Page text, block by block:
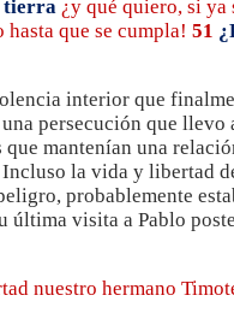
tierra ¿y qué quiero, si ya
hasta que se cumpla! 51
interior que
persecución que
mantenían una
la vida y libertad
probablemente
última visita a Pablo
nuestro hermano